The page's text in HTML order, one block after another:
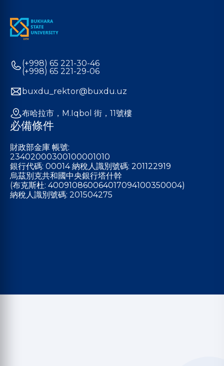
(+998) 65 221-30-46
(+998) 65 221-29-06
buxdu_rektor@buxdu.uz
布哈拉市，M.Iqbol 街，11號樓
必備條件
財政部金庫 帳號:
23402000300100001010
銀行代碼: 00014 納稅人識別號碼: 201122919
烏茲別克共和國中央銀行塔什幹
(布克斯杜: 400910860064017094100350004)
納稅人識別號碼: 201504275